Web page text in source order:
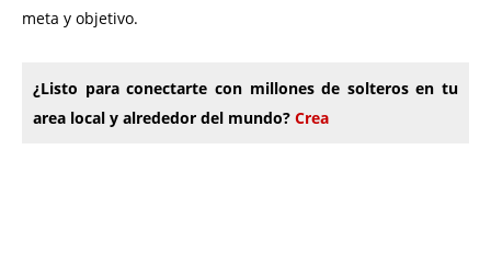
meta y objetivo.
¿Listo para conectarte con millones de solteros en tu
area local y alrededor del mundo? Crea